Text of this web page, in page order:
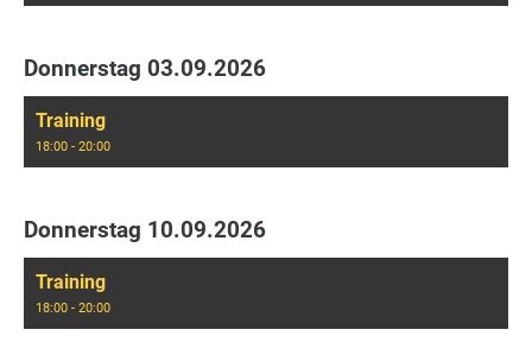
Donnerstag 03.09.2026
Training
18:00 - 20:00
Donnerstag 10.09.2026
Training
18:00 - 20:00